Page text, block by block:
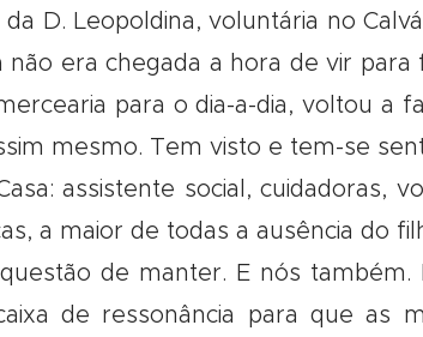
D. Leopoldina, voluntária no
não era chegada a hora de vir
para o dia-a-dia, voltou a
mesmo. Tem visto e tem-se
assistente social, cuidadoras,
a maior de todas a ausência do
de manter. E nós
de ressonância para que as